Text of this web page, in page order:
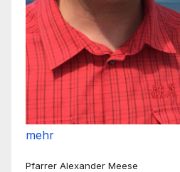
mehr
Pfarrer Alexander Meese